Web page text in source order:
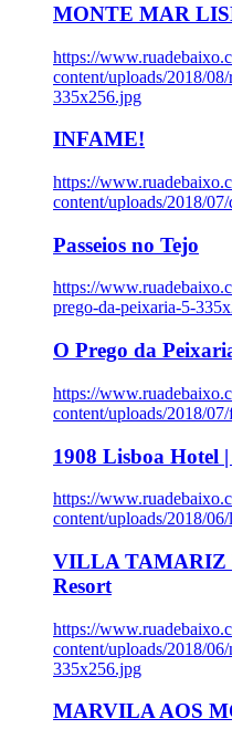
MONTE MAR
https://
content/uploads/2018/
335x256.jpg
INFAME!
https://
content/uploads/2018/
Passeios no Tejo
https://
prego-da-peixaria-5-
O Prego da
https://
content/uploads/2018/
1908 Lisboa Hotel
https://
content/uploads/2018/
VILLA TAMARIZ
Resort
https://
content/uploads/2018/
335x256.jpg
MARVILA AOS